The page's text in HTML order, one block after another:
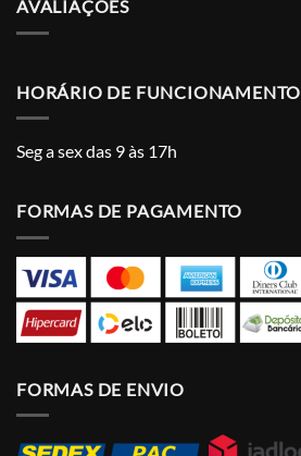
AVALIAÇÕES
HORÁRIO DE FUNCIONAMENTO
Seg a sex das 9 às 17h
FORMAS DE PAGAMENTO
FORMAS DE ENVIO